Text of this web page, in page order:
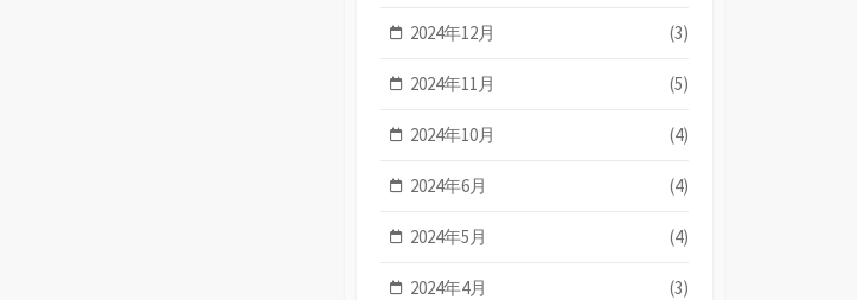
2024年12月 (3)
2024年11月 (5)
2024年10月 (4)
2024年6月 (4)
2024年5月 (4)
2024年4月 (3)